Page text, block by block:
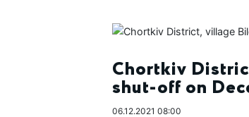
Chortkiv
shut-off on
06.12.2021 08:00